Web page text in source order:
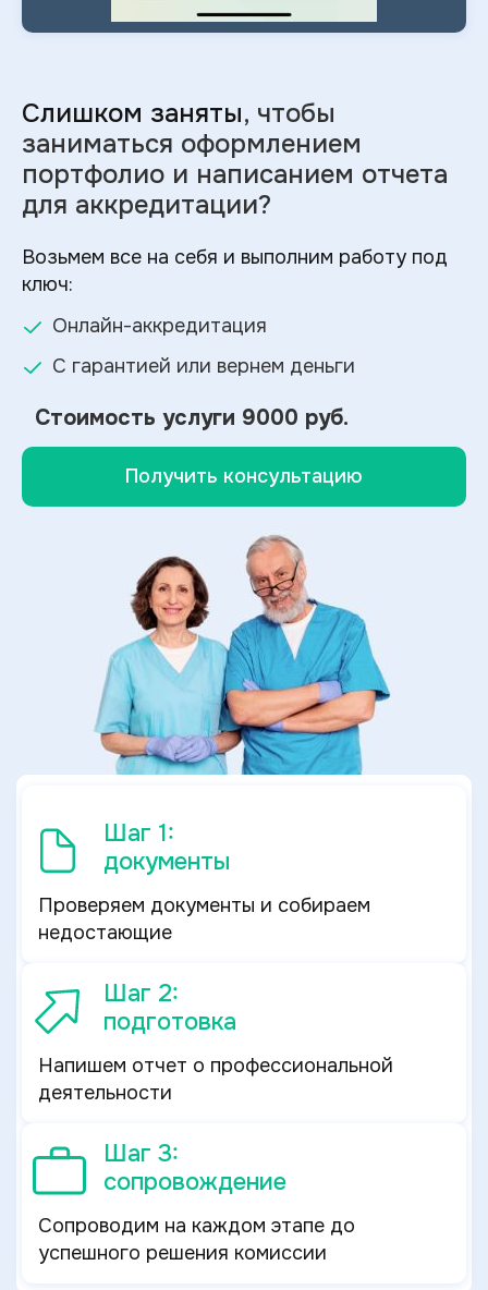
Слишком заняты, чтобы
заниматься оформлением
портфолио и написанием отчета
для аккредитации?
Возьмем все на себя и выполним работу под
ключ:
Онлайн-аккредитация
С гарантией или вернем деньги
Стоимость услуги 9000 руб.
Получить консультацию
Шаг 1:
документы
Проверяем документы и собираем
недостающие
Шаг 2:
подготовка
Напишем отчет о профессиональной
деятельности
Шаг 3:
сопровождение
Сопроводим на каждом этапе до
успешного решения комиссии